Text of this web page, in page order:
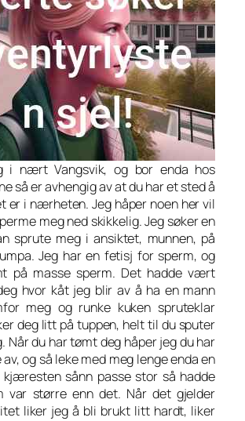
i nært Vangsvik, og bor enda hos
så er avhengig av at du har et sted å
er i nærheten. Jeg håper noen her vil
meg ned skikkelig. Jeg søker en
sprute meg i ansiktet, munnen, på
Jeg har en fetisj for sperm, og
på masse sperm. Det hadde vært
hvor kåt jeg blir av å ha en mann
meg og runke kuken spruteklar
deg litt på tuppen, helt til du sputer
Når du har tømt deg håper jeg du har
og så leke med meg lenge enda en
kjæresten sånn passe stor så hadde
større enn det. Når det gjelder
liker jeg å bli brukt litt hardt, liker